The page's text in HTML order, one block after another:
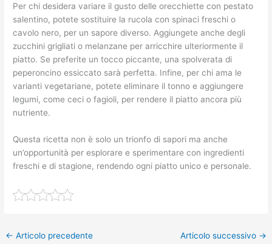
Per chi desidera variare il gusto delle orecchiette con pestato
salentino, potete sostituire la rucola con spinaci freschi o
cavolo nero, per un sapore diverso. Aggiungete anche degli
zucchini grigliati o melanzane per arricchire ulteriormente il
piatto. Se preferite un tocco piccante, una spolverata di
peperoncino essiccato sarà perfetta. Infine, per chi ama le
varianti vegetariane, potete eliminare il tonno e aggiungere
legumi, come ceci o fagioli, per rendere il piatto ancora più
nutriente.
Questa ricetta non è solo un trionfo di sapori ma anche
un’opportunità per esplorare e sperimentare con ingredienti
freschi e di stagione, rendendo ogni piatto unico e personale.
← Articolo precedente Articolo successivo →